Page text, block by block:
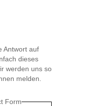
Antwort auf
dieses
werden uns so
melden.
Form